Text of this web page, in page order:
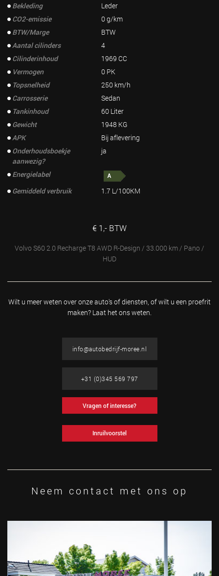
Bekleding
Leder
CO2-emissie
0 g/km
BTW/Marge
BTW
Aantal cilinders
4
Cilinderinhoud
1969 CC
Vermogen
0 PK
Topsnelheid
250 km/h
Carrosserie
Sedan
Tankinhoud
60 Liter
Gewicht
1948 KG
APK
Bij aflevering
Onderhoudsboekje
aanwezig?
ja
Energielabel
Gemiddeld verbruik
1.7 L/100KM
€ 1,- BTW
Volvo S60 2.0 Recharge T8 AWD R-Design / 33.000 km / Pano /
HUD
Wilt u meer weten over onze auto's of diensten, of wilt u een proefrit
maken? Laat het ons weten.
info@autobedrijf-moree.nl
+31 (0)345 569 797
Vragen of interesse?
Inruilvoorstel
Neem contact met ons op